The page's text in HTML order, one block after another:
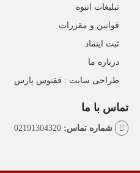
تبلیغات انبوه
قوانین و مقررات
ثبت اینماد
درباره ما
طراحی سایت : ققنوس پارس
تماس با ما
شماره تماس:02191304320